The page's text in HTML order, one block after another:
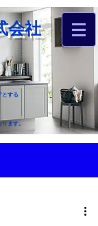
会社
とする
ます。